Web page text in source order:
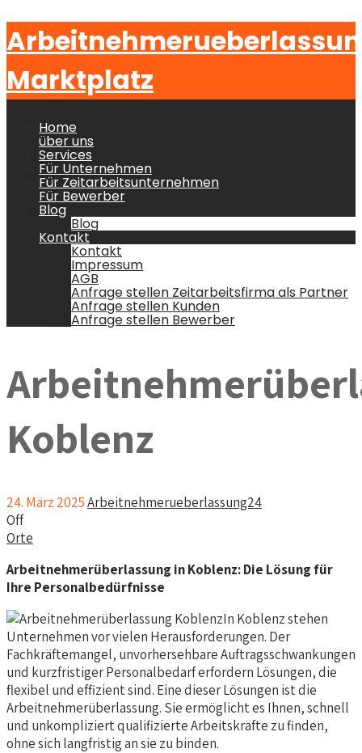
Marktplatz
Home
über uns
Services
Für Unternehmen
Für Zeitarbeitsunternehmen
Für Bewerber
Blog
Blog
Kontakt
Kontakt
Impressum
AGB
Anfrage stellen Zeitarbeitsfirma als Partner
Anfrage stellen Kunden
Anfrage stellen Bewerber
Koblenz
24. März 2025Arbeitnehmerueberlassung24
Off
Orte
Arbeitnehmerüberlassung in Koblenz: Die Lösung für
Ihre Personalbedürfnisse
In Koblenz stehen
Unternehmen vor vielen Herausforderungen. Der
Fachkräftemangel, unvorhersehbare Auftragsschwankungen
und kurzfristiger Personalbedarf erfordern Lösungen, die
flexibel und effizient sind. Eine dieser Lösungen ist die
Arbeitnehmerüberlassung. Sie ermöglicht es Ihnen, schnell
und unkompliziert qualifizierte Arbeitskräfte zu finden,
ohne sich langfristig an sie zu binden.